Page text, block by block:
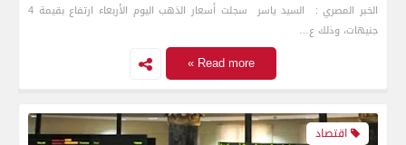
الخبر المصري : السيد ياسر سجلت أسعار الذهب اليوم الأربعاء ارتفاع بقيمة 4
جنيهات، وذلك ع…
Read more »
اقتصاد